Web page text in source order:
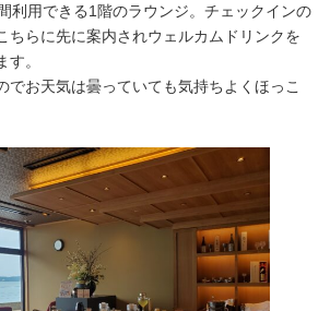
利用できる1階のラウンジ。チェックインの
ちらに先に案内されウェルカムドリンクを
。
でお天気は曇っていても気持ちよくほっこ